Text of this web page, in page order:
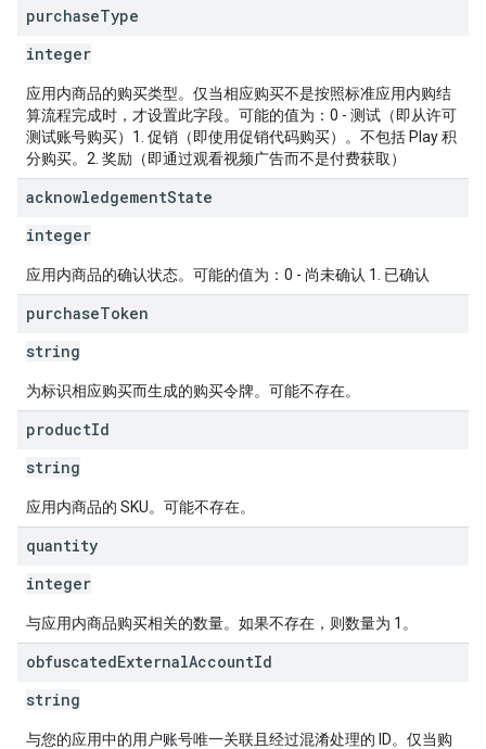
purchaseType
integer
应用内商品的购买类型。仅当相应购买不是按照标准应用内购结
算流程完成时，才设置此字段。可能的值为：0 - 测试（即从许可
测试账号购买）1. 促销（即使用促销代码购买）。不包括 Play 积
分购买。2. 奖励（即通过观看视频广告而不是付费获取）
acknowledgementState
integer
应用内商品的确认状态。可能的值为：0 - 尚未确认 1. 已确认
purchaseToken
string
为标识相应购买而生成的购买令牌。可能不存在。
productId
string
应用内商品的 SKU。可能不存在。
quantity
integer
与应用内商品购买相关的数量。如果不存在，则数量为 1。
obfuscatedExternalAccountId
string
与您的应用中的用户账号唯一关联且经过混淆处理的 ID。仅当购